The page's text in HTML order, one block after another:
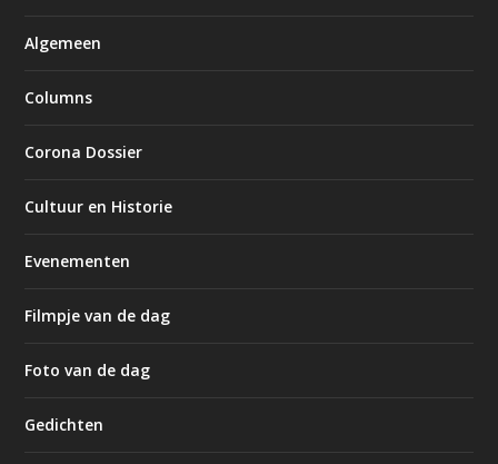
Algemeen
Columns
Corona Dossier
Cultuur en Historie
Evenementen
Filmpje van de dag
Foto van de dag
Gedichten